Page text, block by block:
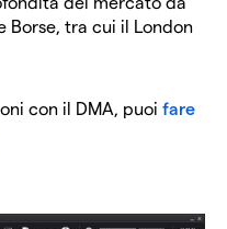
Borse, tra cui il London
con il DMA, puoi fare